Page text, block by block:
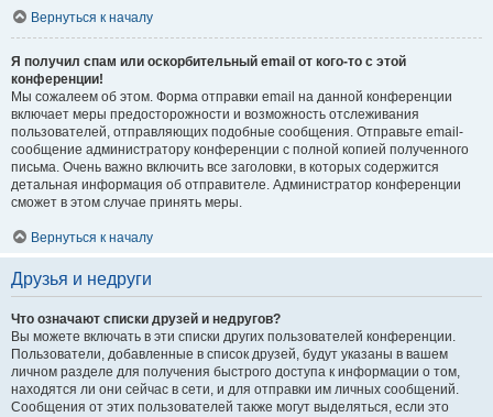
Вернуться к началу
Я получил спам или оскорбительный email от кого-то с этой
конференции!
Мы сожалеем об этом. Форма отправки email на данной конференции
включает меры предосторожности и возможность отслеживания
пользователей, отправляющих подобные сообщения. Отправьте email-
сообщение администратору конференции с полной копией полученного
письма. Очень важно включить все заголовки, в которых содержится
детальная информация об отправителе. Администратор конференции
сможет в этом случае принять меры.
Вернуться к началу
Друзья и недруги
Что означают списки друзей и недругов?
Вы можете включать в эти списки других пользователей конференции.
Пользователи, добавленные в список друзей, будут указаны в вашем
личном разделе для получения быстрого доступа к информации о том,
находятся ли они сейчас в сети, и для отправки им личных сообщений.
Сообщения от этих пользователей также могут выделяться, если это